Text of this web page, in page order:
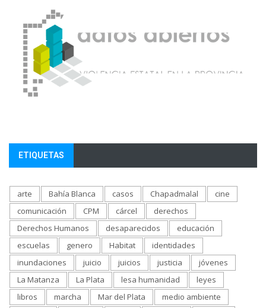
ETIQUETAS
arte Bahía Blanca casos Chapadmalal
cine
comunicación
CPM cárcel
derechos
Derechos Humanos
desaparecidos
educación
escuelas
genero Habitat
identidades
inundaciones
juicio juicios justicia
jóvenes
La Matanza
La Plata lesa humanidad
leyes
libros
marcha Mar del Plata
medio ambiente